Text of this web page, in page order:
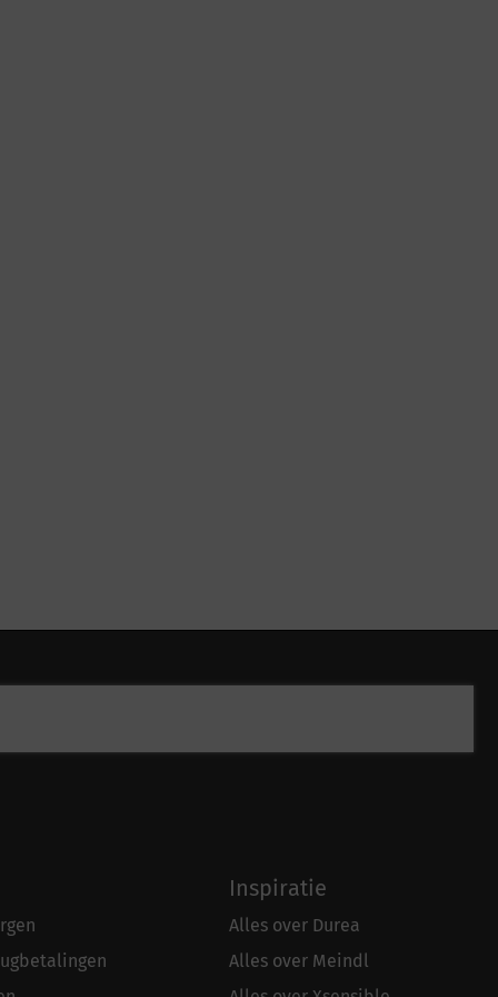
Inspiratie
Alles over Durea
Alles over Meindl